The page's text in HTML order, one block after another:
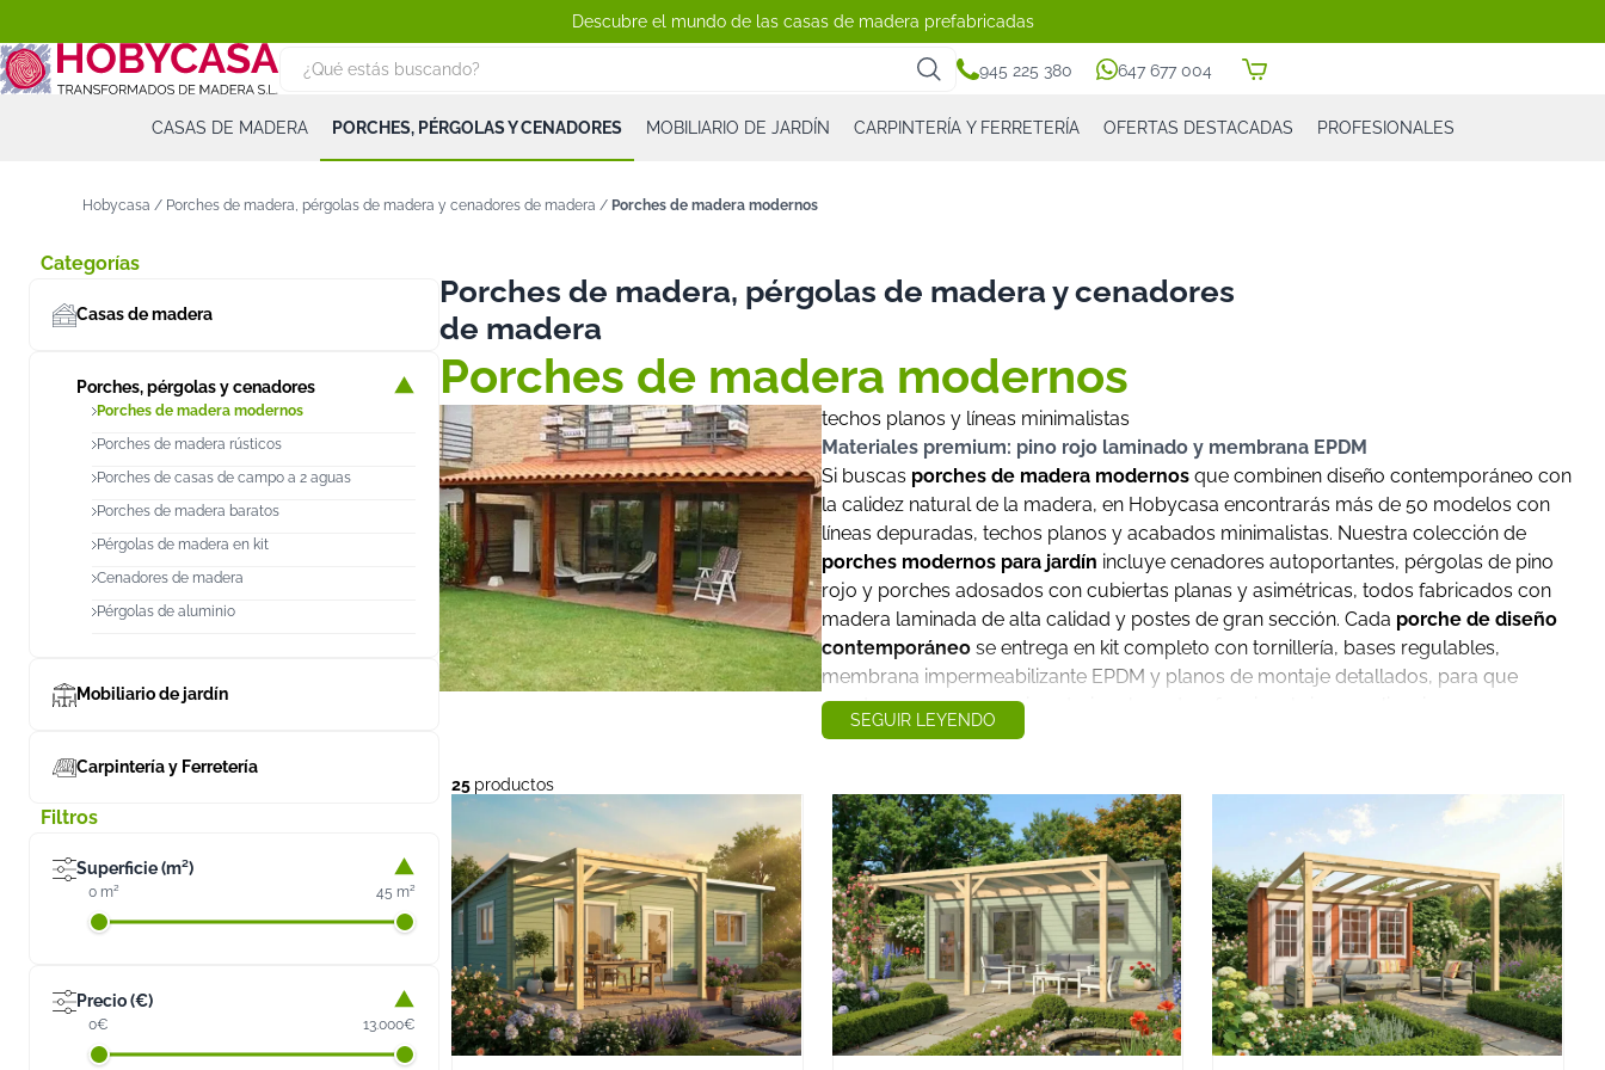
Descubre el mundo de las casas de madera prefabricadas
945 225 380 647 677 004
CASAS DE MADERA PORCHES, PÉRGOLAS Y CENADORES MOBILIARIO DE JARDÍN CARPINTERÍA Y FERRETERÍA OFERTAS DESTACADAS PROFESIONALES
Hobycasa / Porches de madera, pérgolas de madera y cenadores de madera / Porches de madera modernos
Categorías
Casas de madera
Porches, pérgolas y cenadores
Porches de madera modernos
Porches de madera rústicos
Porches de casas de campo a 2 aguas
Porches de madera baratos
Pérgolas de madera en kit
Cenadores de madera
Pérgolas de aluminio
Mobiliario de jardín
Carpintería y Ferretería
Filtros
Superficie (m²)
0 m² 45 m²
Precio (€)
0€ 13.000€
Porches de madera, pérgolas de madera y cenadores
de madera
Porches de madera modernos
techos planos y líneas minimalistas
Materiales premium: pino rojo laminado y membrana EPDM
Si buscas porches de madera modernos que combinen diseño contemporáneo con
la calidez natural de la madera, en Hobycasa encontrarás más de 50 modelos con
líneas depuradas, techos planos y acabados minimalistas. Nuestra colección de
porches modernos para jardín incluye cenadores autoportantes, pérgolas de pino
rojo y porches adosados con cubiertas planas y asimétricas, todos fabricados con
madera laminada de alta calidad y postes de gran sección. Cada porche de diseño
contemporáneo se entrega en kit completo con tornillería, bases regulables,
membrana impermeabilizante EPDM y planos de montaje detallados, para que
puedas crear un espacio exterior elegante y funcional sin complicaciones.
Lo que define a unporche moderno de madera
techos planosque crean un volumen geométrico puro, integrando la estructura de
madera con la arquitectura actual de la vivienda. En nuestra gama encontrarás dos
grandes familias de diseño.
Los modelos de techo plano estricto
presentan una cubierta completamente
horizontal con una ligera pendiente oculta para la evacuación del agua. Cenadores
como el Oslo o porches como el Zamora y el Blanes son ejemplos perfectos de esta
línea: volúmenes rotundos, cantos vistos limpios y una presencia arquitectónica que
transforma cualquier terraza. Los modelos detecho asimétrico, como el Bergen y el
Hamar, añaden un punto de dinamismo al elevar uno de los planos de cubierta,
SEGUIR LEYENDO
25 productos